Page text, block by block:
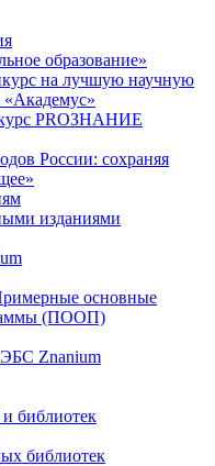
образование»
на лучшую научную
PROЗНАНИЕ
России: сохраняя
изданиями
основные
(ПООП)
ЭБС Znanium
библиотек
библиотек